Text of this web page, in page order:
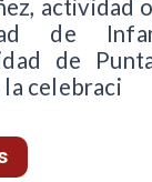
actividad
de
de
celebraci